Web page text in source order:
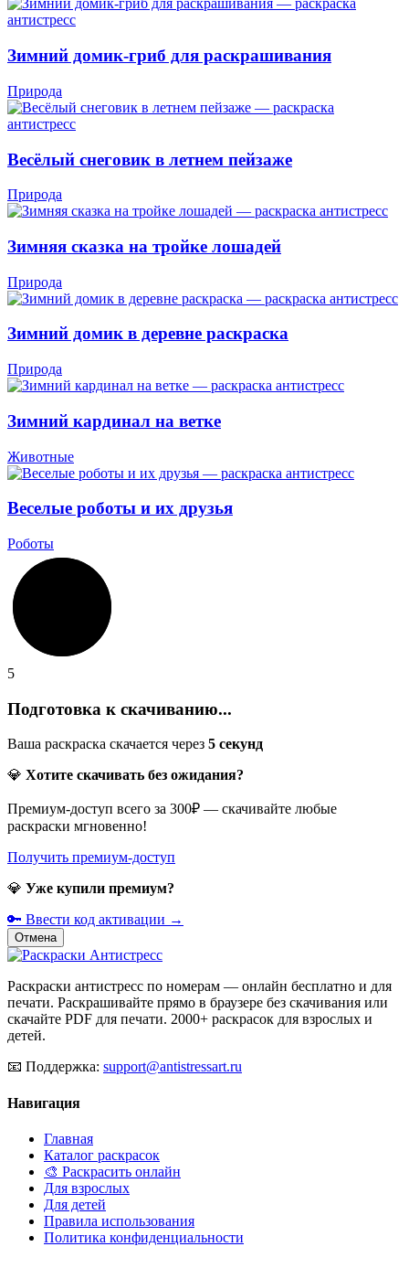
Зимний домик-гриб для раскрашивания
Природа
Весёлый снеговик в летнем пейзаже
Природа
Зимняя сказка на тройке лошадей
Природа
Зимний домик в деревне раскраска
Природа
Зимний кардинал на ветке
Животные
Веселые роботы и их друзья
Роботы
5
Подготовка к скачиванию...
Ваша раскраска скачается через 5 секунд
💎 Хотите скачивать без ожидания?
Премиум-доступ всего за 300₽ — скачивайте любые
раскраски мгновенно!
Получить премиум-доступ
💎 Уже купили премиум?
🔑 Ввести код активации →
Отмена
Раскраски антистресс по номерам — онлайн бесплатно и для
печати. Раскрашивайте прямо в браузере без скачивания или
скачайте PDF для печати. 2000+ раскрасок для взрослых и
детей.
📧 Поддержка: support@antistressart.ru
Навигация
Главная
Каталог раскрасок
🎨 Раскрасить онлайн
Для взрослых
Для детей
Правила использования
Политика конфиденциальности